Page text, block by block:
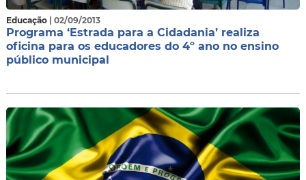
Educação | 02/09/2013
Programa ‘Estrada para a Cidadania’ realiza
oficina para os educadores do 4º ano no ensino
público municipal